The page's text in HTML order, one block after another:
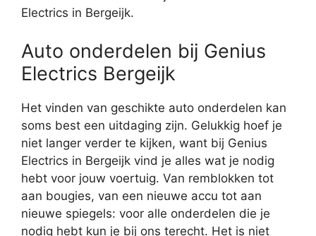
Electrics in Bergeijk.
Auto onderdelen bij Genius
Electrics Bergeijk
Het vinden van geschikte auto onderdelen kan
soms best een uitdaging zijn. Gelukkig hoef je
niet langer verder te kijken, want bij Genius
Electrics in Bergeijk vind je alles wat je nodig
hebt voor jouw voertuig. Van remblokken tot
aan bougies, van een nieuwe accu tot aan
nieuwe spiegels: voor alle onderdelen die je
nodig hebt kun je bij ons terecht. Het is niet